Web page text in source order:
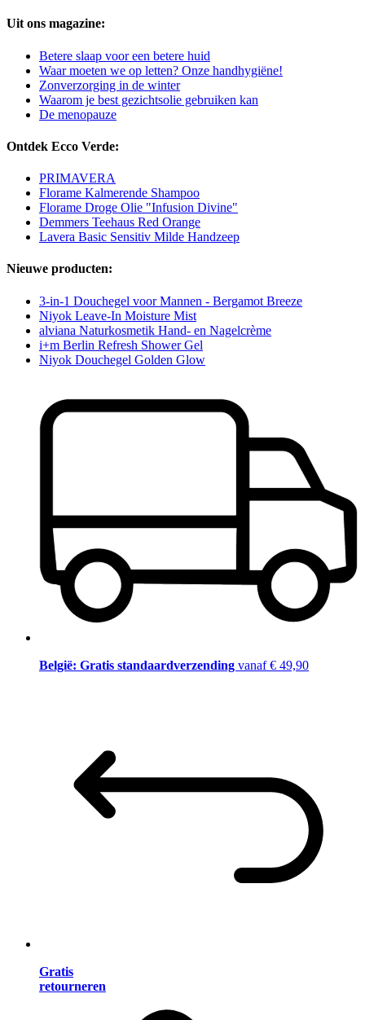
Uit ons magazine:
Betere slaap voor een betere huid
Waar moeten we op letten? Onze handhygiëne!
Zonverzorging in de winter
Waarom je best gezichtsolie gebruiken kan
De menopauze
Ontdek Ecco Verde:
PRIMAVERA
Florame Kalmerende Shampoo
Florame Droge Olie "Infusion Divine"
Demmers Teehaus Red Orange
Lavera Basic Sensitiv Milde Handzeep
Nieuwe producten:
3-in-1 Douchegel voor Mannen - Bergamot Breeze
Niyok Leave-In Moisture Mist
alviana Naturkosmetik Hand- en Nagelcrème
i+m Berlin Refresh Shower Gel
Niyok Douchegel Golden Glow
België: Gratis standaardverzending vanaf € 49,90
Gratis
retourneren